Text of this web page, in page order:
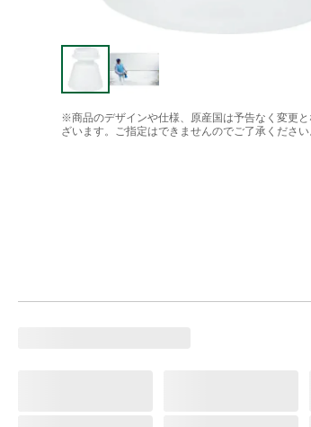
※商品のデザインや仕様、原産国は予告なく変更
ざいます。ご指定はできませんのでご了承ください